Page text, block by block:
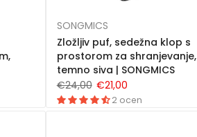
SONGMICS
Zložljiv puf, sedežna klop s
prostorom za shranjevanje,
temno siva | SONGMICS
€24,00 €21,00
2 ocen